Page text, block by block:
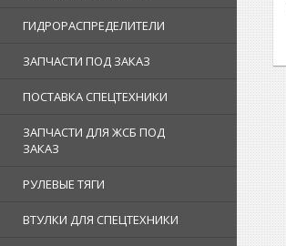
ГИДРОРАСПРЕДЕЛИТЕЛИ
ЗАПЧАСТИ ПОД ЗАКАЗ
ПОСТАВКА СПЕЦТЕХНИКИ
ЗАПЧАСТИ ДЛЯ ЖСБ ПОД
ЗАКАЗ
РУЛЕВЫЕ ТЯГИ
ВТУЛКИ ДЛЯ СПЕЦТЕХНИКИ